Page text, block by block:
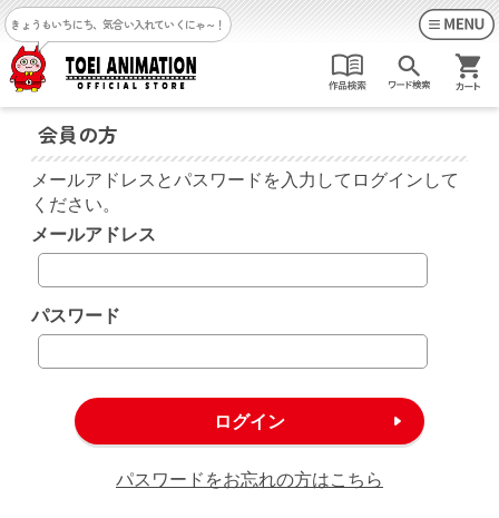
きょうもいちにち、気合い入れていくにゃ～！
会員の方
メールアドレスとパスワードを入力してログインして
ください。
メールアドレス
パスワード
パスワードをお忘れの方はこちら